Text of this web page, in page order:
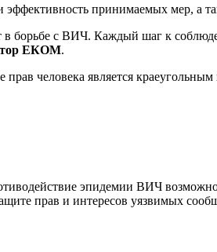
принимаемых мер, а
в борьбе с ВИЧ. Каждый шаг к
ЕКОМ.
человека является
эпидемии ВИЧ
прав и интересов уязвимых